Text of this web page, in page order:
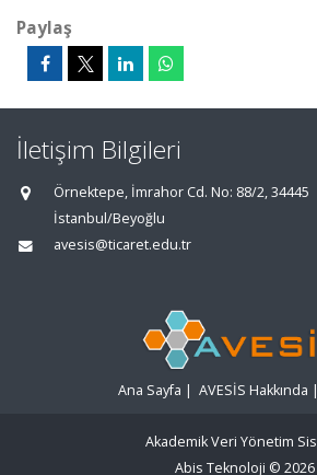
Paylaş
İletişim Bilgileri
Örnektepe, İmrahor Cd. No: 88/2, 34445
İstanbul/Beyoğlu
avesis@ticaret.edu.tr
Ana Sayfa | AVESİS Hakkında |
Akademik Veri Yönetim
Abis Teknoloji © 2026